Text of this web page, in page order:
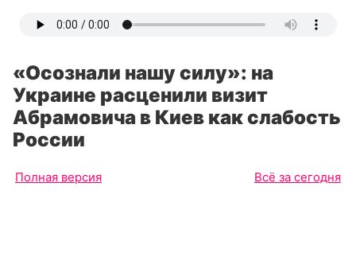
«Осознали нашу силу»: на
Украине расценили визит
Абрамовича в Киев как слабость
России
Полная версия Всё за сегодня